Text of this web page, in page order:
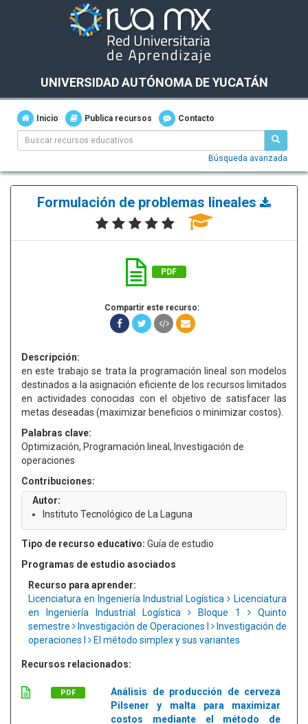
UNIVERSIDAD AUTÓNOMA DE YUCATÁN
Inicio Publica recursos Contacto
Búsqueda avanzada
Formulación de problemas lineales
PDF
Compartir este recurso:
Descripción:
en este trabajo se trata la programación lineal son modelos
destinados a la asignación eficiente de los recursos limitados
en actividades conocidas con el objetivo de satisfacer las
metas deseadas (maximizar beneficios o minimizar costos).
Palabras clave:
Optimización, Programación lineal, Investigación de
operaciones
Contribuciones:
Autor:
Instituto Tecnológico de La Laguna
Tipo de recurso educativo: Guía de estudio
Programas de estudio asociados
Recurso para aprender:
Licenciatura en Ingeniería Industrial Logística
Licenciatura
en Ingeniería Industrial Logística
Bloque 1
Quinto
semestre
Investigación de Operaciones I
Investigación de
operaciones I
El método simplex y sus variantes
Recursos relacionados:
PDF
Análisis de producción de cerveza
Pilsener y malta para maximizar
costos mediante el método de